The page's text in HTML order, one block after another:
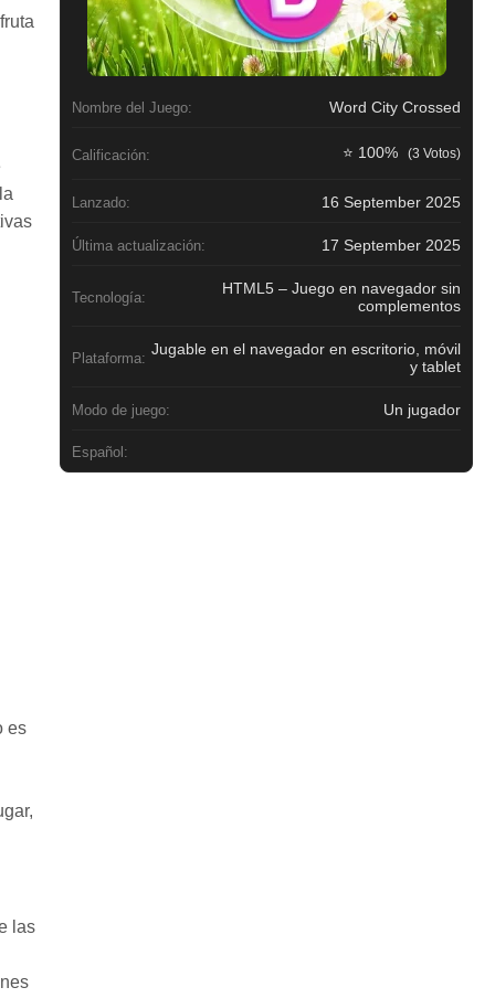
es
las
Nombre del Juego: Word City Crossed
Calificación: ⭐ 100% (3 Votos)
Lanzado: 16 September 2025
Última actualización: 17 September 2025
Tecnología:
HTML5 – Juego en navegador sin
complementos
Plataforma: Jugable en el navegador en escritorio, móvil
y tablet
Modo de juego: Un jugador
Español: